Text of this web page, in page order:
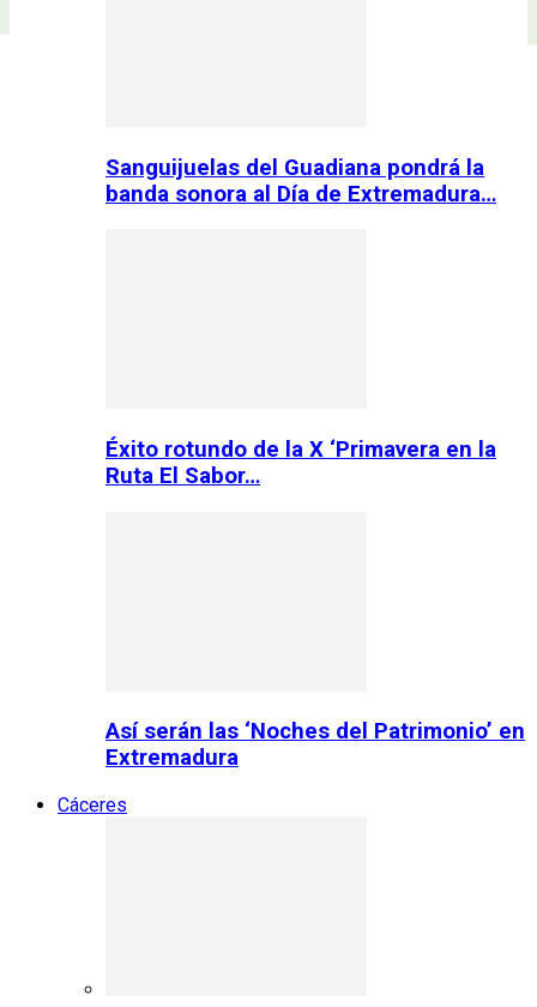
Sanguijuelas del Guadiana pondrá la
banda sonora al Día de Extremadura…
Éxito rotundo de la X ‘Primavera en la
Ruta El Sabor…
Así serán las ‘Noches del Patrimonio’ en
Extremadura
Cáceres